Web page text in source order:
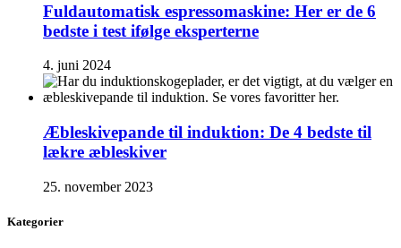
Fuldautomatisk espressomaskine: Her er de 6
bedste i test ifølge eksperterne
4. juni 2024
Æbleskivepande til induktion: De 4 bedste til
lækre æbleskiver
25. november 2023
Kategorier